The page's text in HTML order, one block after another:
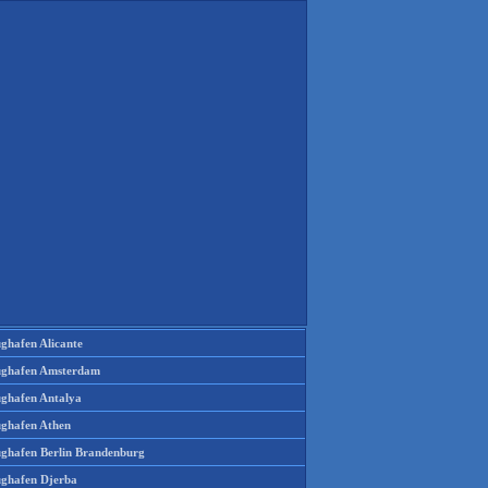
Alicante
Amsterdam
Antalya
Athen
Berlin Brandenburg
Djerba